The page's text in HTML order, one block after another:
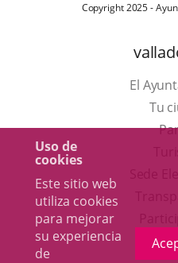
Uso de
cookies
Este sitio web
utiliza cookies
para mejorar
su experiencia
de
Copyright 2025 -
El
Tu